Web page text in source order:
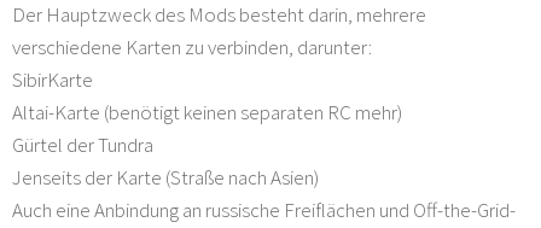
Der Hauptzweck des Mods besteht darin, mehrere
verschiedene Karten zu verbinden, darunter:
SibirKarte
Altai-Karte (benötigt keinen separaten RC mehr)
Gürtel der Tundra
Jenseits der Karte (Straße nach Asien)
Auch eine Anbindung an russische Freiflächen und Off-the-Grid-